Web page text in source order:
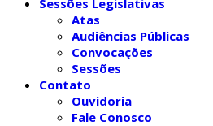
Atas
Audiências Públicas
Convocações
Sessões
Contato
Ouvidoria
Fale Conosco